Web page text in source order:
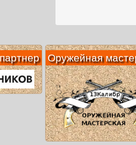
Оружейная